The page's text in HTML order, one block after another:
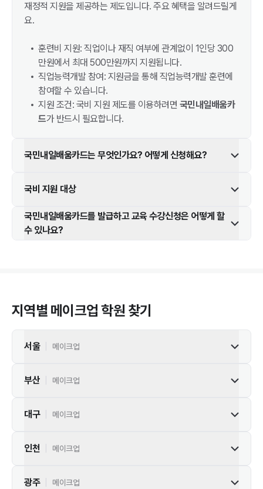
재정적 지원을 제공하는 제도입니다. 주요 혜택을 알려드릴게
요.
훈련비 지원: 직업이나 재직 여부에 관계없이 1인당 300
만원에서 최대 500만원까지 지원됩니다.
직업능력개발 참여: 지원금을 통해 직업능력개발 훈련에
참여할 수 있습니다.
지원 조건: 국비 지원 제도를 이용하려면 국민내일배움카
드가 반드시 필요합니다.
국민내일배움카드는 무엇인가요? 어떻게 신청해요?
국비 지원 대상
국민내일배움카드를 발급하고 교육 수강신청은 어떻게 할
수 있나요?
지역별 메이크업 학원 찾기
서울 메이크업
부산 메이크업
대구 메이크업
인천 메이크업
광주 메이크업